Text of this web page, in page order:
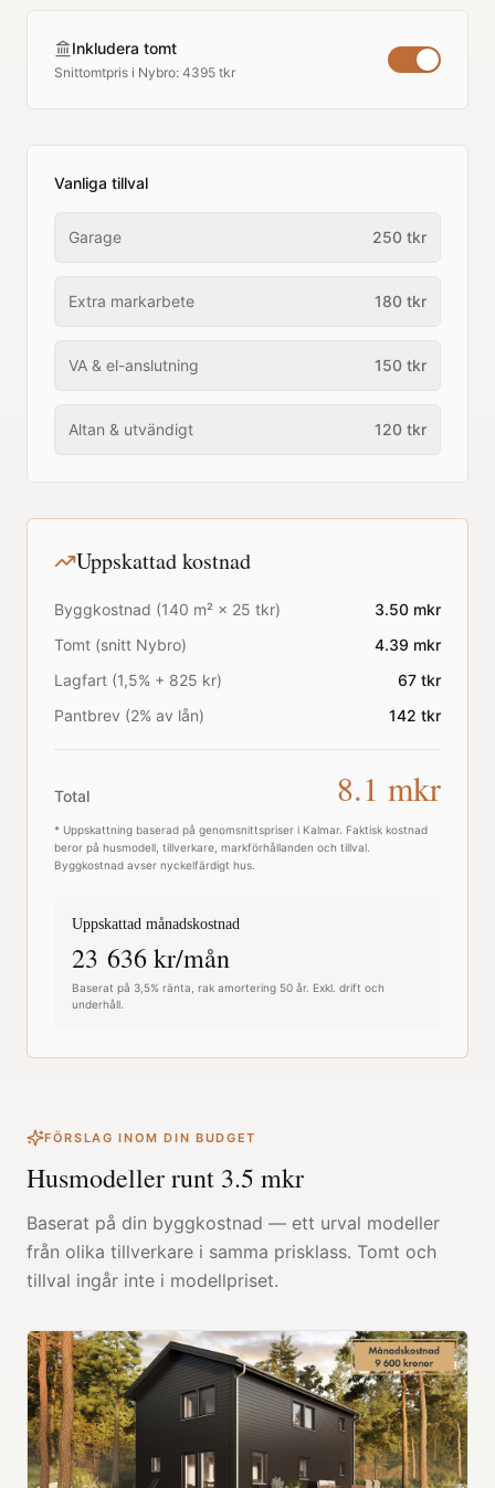
Inkludera tomt
Snittomtpris i Nybro: 4395 tkr
Vanliga tillval
Garage 250 tkr
Extra markarbete 180 tkr
VA & el-anslutning 150 tkr
Altan & utvändigt 120 tkr
Uppskattad kostnad
Byggkostnad (140 m² × 25 tkr) 3.50 mkr
Tomt (snitt Nybro) 4.39 mkr
Lagfart (1,5% + 825 kr)
67 tkr
Pantbrev (2% av lån)
142 tkr
Total 8.1 mkr
* Uppskattning baserad på genomsnittspriser i Kalmar. Faktisk kostnad
beror på husmodell, tillverkare, markförhållanden och tillval.
Byggkostnad avser nyckelfärdigt hus.
Uppskattad månadskostnad
23 636kr/mån
Baserat på 3,5% ränta, rak amortering 50 år. Exkl. drift och
underhåll.
FÖRSLAG INOM DIN BUDGET
Husmodeller runt 3.5 mkr
Baserat på din byggkostnad — ett urval modeller
från olika tillverkare i samma prisklass. Tomt och
tillval ingår inte i modellpriset.